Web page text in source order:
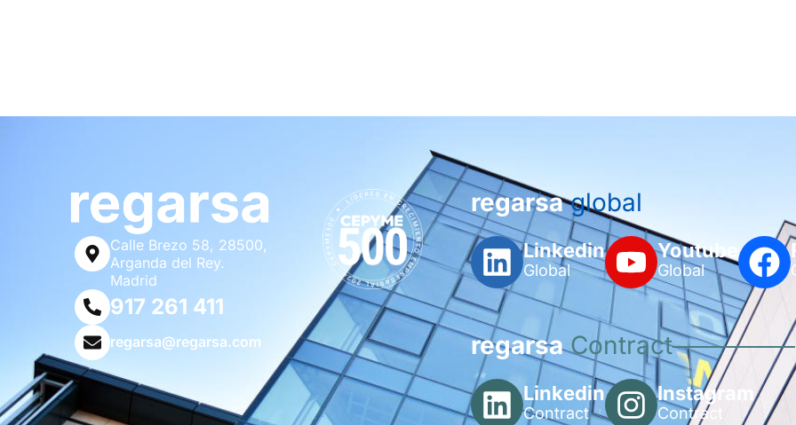
Calle Brezo 58, 28500,
Arganda del Rey.
Madrid
917 261 411
regarsa@regarsa.com
regarsaglobal
Linkedin
Global
Youtube
Global
regarsaContract
Linkedin
Contract
Instagram
Contract